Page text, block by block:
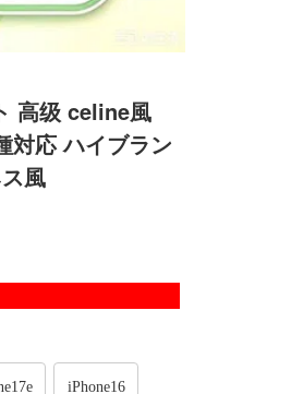
高级 celine風
対応 ハイブラン
風
iPhone16